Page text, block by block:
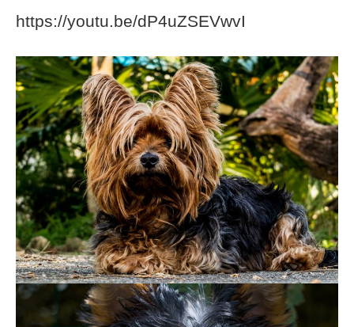
https://youtu.be/dP4uZSEVwvI